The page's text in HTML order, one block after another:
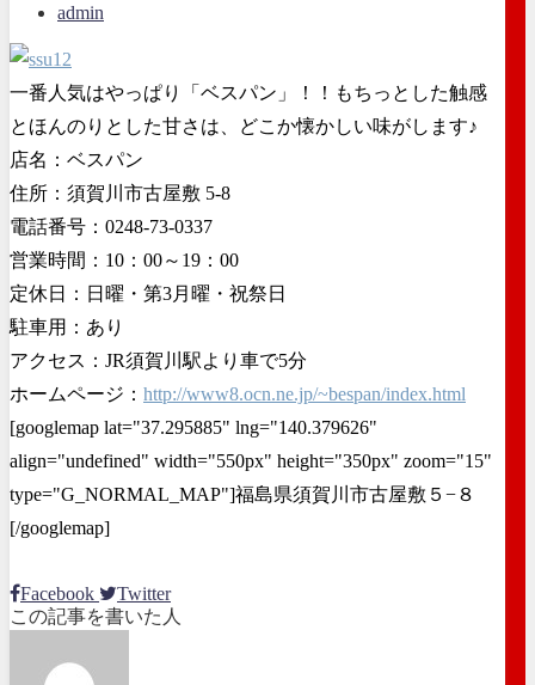
admin
一番人気はやっぱり「ベスパン」！！もちっとした触感
とほんのりとした甘さは、どこか懐かしい味がします♪
店名：ベスパン
住所：須賀川市古屋敷 5-8
電話番号：0248-73-0337
営業時間：10：00～19：00
定休日：日曜・第3月曜・祝祭日
駐車用：あり
アクセス：JR須賀川駅より車で5分
ホームページ： http://www8.ocn.ne.jp/~bespan/index.html
[googlemap lat="37.295885" lng="140.379626"
align="undefined" width="550px" height="350px" zoom="15"
type="G_NORMAL_MAP"]福島県須賀川市古屋敷５−８
[/googlemap]
Facebook
Twitter
この記事を書いた人